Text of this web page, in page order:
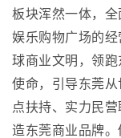
板块浑然一体，
娱乐购物广场的
球商业文明，领
使命，引导东莞
点扶持、实力民
造东莞商业品牌